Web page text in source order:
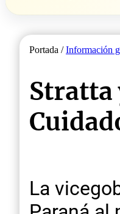
Portada /Información
Stratta
La